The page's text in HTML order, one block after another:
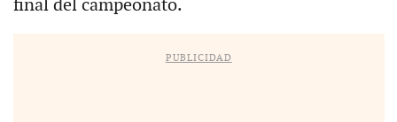
final del campeonato.
PUBLICIDAD